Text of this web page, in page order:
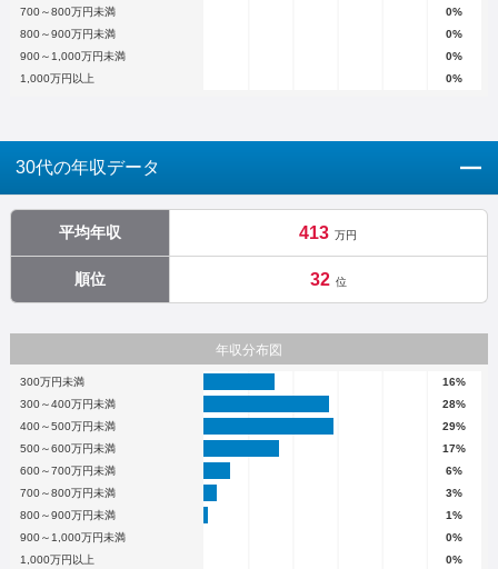
700～800万円未満
0%
800～900万円未満
0%
900～1,000万円未満
0%
1,000万円以上
0%
30代の年収データ
平均年収 413 万円
順位 32 位
年収分布図
300万円未満
16%
300～400万円未満
28%
400～500万円未満
29%
500～600万円未満
17%
600～700万円未満
6%
700～800万円未満
3%
800～900万円未満
1%
900～1,000万円未満
0%
1,000万円以上
0%